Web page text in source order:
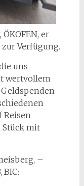
er
Verfügung.
uns
wertvollem
Reisen
Stück mit
–
BIC: